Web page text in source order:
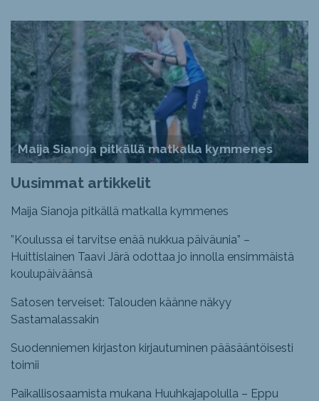
Maija Sianoja pitkällä matkalla kymmenes
Uusimmat artikkelit
Maija Sianoja pitkällä matkalla kymmenes
”Koulussa ei tarvitse enää nukkua päiväunia” –
Huittislainen Taavi Järä odottaa jo innolla ensimmäistä
koulupäiväänsä
Satosen terveiset: Talouden käänne näkyy
Sastamalassakin
Suodenniemen kirjaston kirjautuminen pääsääntöisesti
toimii
Paikallisosaamista mukana Huuhkajapolulla – Eppu